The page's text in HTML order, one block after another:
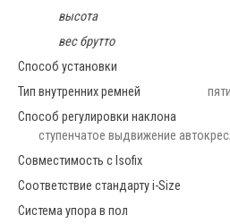
высота
вес брутто
Способ установки
Тип внутренних ремней
Способ регулировки наклона
ступенчатое выдвижение
Совместимость с Isofix
Соответствие стандарту i-Size
Система упора в пол